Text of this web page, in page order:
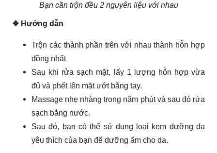
Bạn cần trộn đều 2 nguyên liệu với nhau
❖ Hướng dẫn
Trộn các thành phần trên với nhau thành hỗn hợp
đồng nhất
Sau khi rửa sạch mặt, lấy 1 lượng hỗn hợp vừa
đủ và phết lên mặt ướt bằng tay.
Massage nhẹ nhàng trong năm phút và sau đó rửa
sạch bằng nước.
Sau đó, bạn có thể sử dụng loại kem dưỡng da
yêu thích của bạn để dưỡng ẩm cho da.